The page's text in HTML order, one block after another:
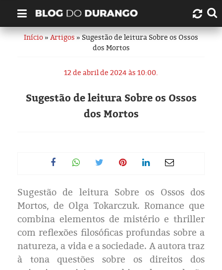
Quem é Durango Duarte?
Links úteis
Contato
Artigos
História
Eleições 2024
Pesquisas
Início»Artigos» Sugestão de leitura Sobre os Ossos
dos Mortos
12 de abril de 2024 às 10:00.
Sugestão de leitura Sobre os Ossos
dos Mortos
Sugestão de leitura Sobre os Ossos dos
Mortos, de Olga Tokarczuk. Romance que
combina elementos de mistério e thriller
com reflexões filosóficas profundas sobre a
natureza, a vida e a sociedade. A autora traz
à tona questões sobre os direitos dos